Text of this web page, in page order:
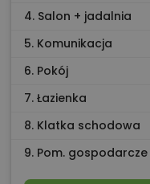
4. Salon + jadalnia
5. Komunikacja
6. Pokój
7. Łazienka
8. Klatka schodowa
9. Pom. gospodarcze